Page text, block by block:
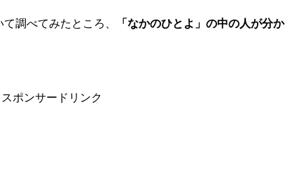
調べてみたところ、
「なかのひとよ」の中の人が分か
スポンサードリンク